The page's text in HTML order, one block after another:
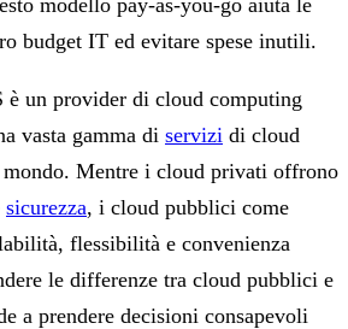
budget IT ed evitare spese inutili.
è un provider di cloud computing
vasta gamma di servizi di cloud
Mentre i cloud privati offrono
sicurezza, i cloud pubblici come
flessibilità e convenienza
le differenze tra cloud pubblici e
a prendere decisioni consapevoli